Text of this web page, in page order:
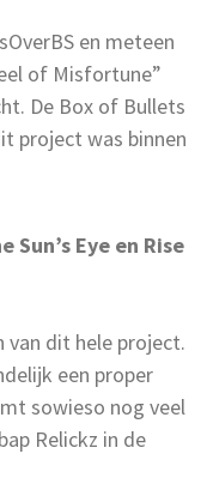
en meteen
of Misfortune”
De Box of Bullets
project was binnen
Sun’s Eye en Rise
van dit hele project.
een proper
sowieso nog veel
Relickz in de